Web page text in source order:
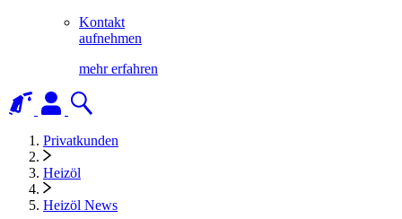
Kontakt
aufnehmen
mehr erfahren
Privatkunden
Heizöl
Heizöl News